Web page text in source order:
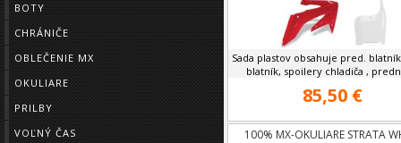
BOTY
CHRÁNIČE
OBLEČENIE MX
OKULIARE
PRILBY
VOĽNÝ ČAS
Sada plastov obsahuje pred.
blatník, spoilery chladiča ,
85,50 €
100% MX-OKULIARE STRATA